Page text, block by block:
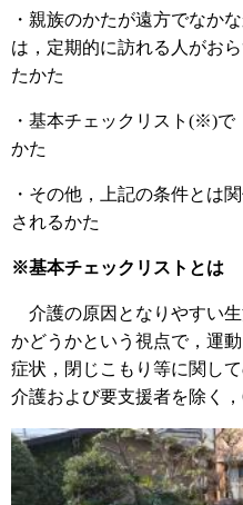
・親族のかたが遠方でなか
は，定期的に訪れる人がお
たかた
・基本チェックリスト(※)で
かた
・その他，上記の条件とは
されるかた
※基本チェックリストとは
介護の原因となりやすい
かどうかという視点で，運
症状，閉じこもり等に関し
介護および要支援者を除く